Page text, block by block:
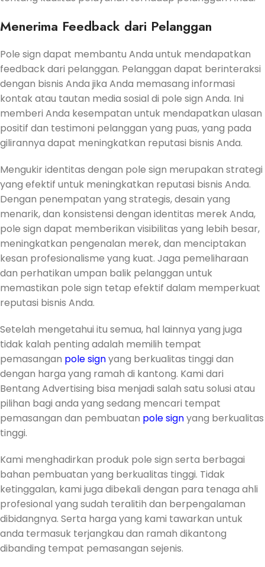
Menerima Feedback dari Pelanggan
Pole sign dapat membantu Anda untuk mendapatkan
feedback dari pelanggan. Pelanggan dapat berinteraksi
dengan bisnis Anda jika Anda memasang informasi
kontak atau tautan media sosial di pole sign Anda. Ini
memberi Anda kesempatan untuk mendapatkan ulasan
positif dan testimoni pelanggan yang puas, yang pada
gilirannya dapat meningkatkan reputasi bisnis Anda.
Mengukir identitas dengan pole sign merupakan strategi
yang efektif untuk meningkatkan reputasi bisnis Anda.
Dengan penempatan yang strategis, desain yang
menarik, dan konsistensi dengan identitas merek Anda,
pole sign dapat memberikan visibilitas yang lebih besar,
meningkatkan pengenalan merek, dan menciptakan
kesan profesionalisme yang kuat. Jaga pemeliharaan
dan perhatikan umpan balik pelanggan untuk
memastikan pole sign tetap efektif dalam memperkuat
reputasi bisnis Anda.
Setelah mengetahui itu semua, hal lainnya yang juga
tidak kalah penting adalah memilih tempat
pemasangan pole signyang berkualitas tinggi dan
dengan harga yang ramah di kantong. Kami dari
Bentang Advertising bisa menjadi salah satu solusi atau
pilihan bagi anda yang sedang mencari tempat
pemasangan dan pembuatan pole signyang berkualitas
tinggi.
Kami menghadirkan produk pole sign serta berbagai
bahan pembuatan yang berkualitas tinggi. Tidak
ketinggalan, kami juga dibekali dengan para tenaga ahli
profesional yang sudah teralitih dan berpengalaman
dibidangnya. Serta harga yang kami tawarkan untuk
anda termasuk terjangkau dan ramah dikantong
dibanding tempat pemasangan sejenis.